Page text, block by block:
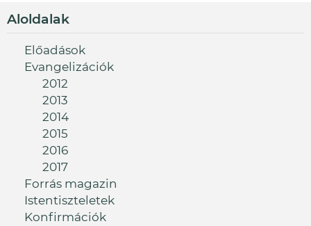
Aloldalak
Előadások
Evangelizációk
2012
2013
2014
2015
2016
2017
Forrás magazin
Istentiszteletek
Konfirmációk